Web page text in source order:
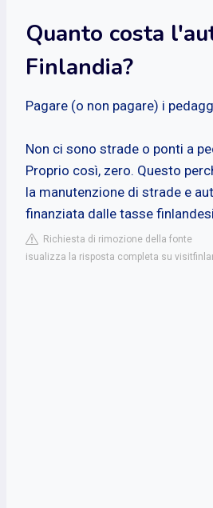
Quanto costa
Finlandia?
Pagare (o non pagare) i
Non ci sono strade o ponti a
Proprio così, zero. Questo
la manutenzione di strade e
finanziata dalle tasse
Richiesta di rimozione della fonte
isualizza la risposta completa su